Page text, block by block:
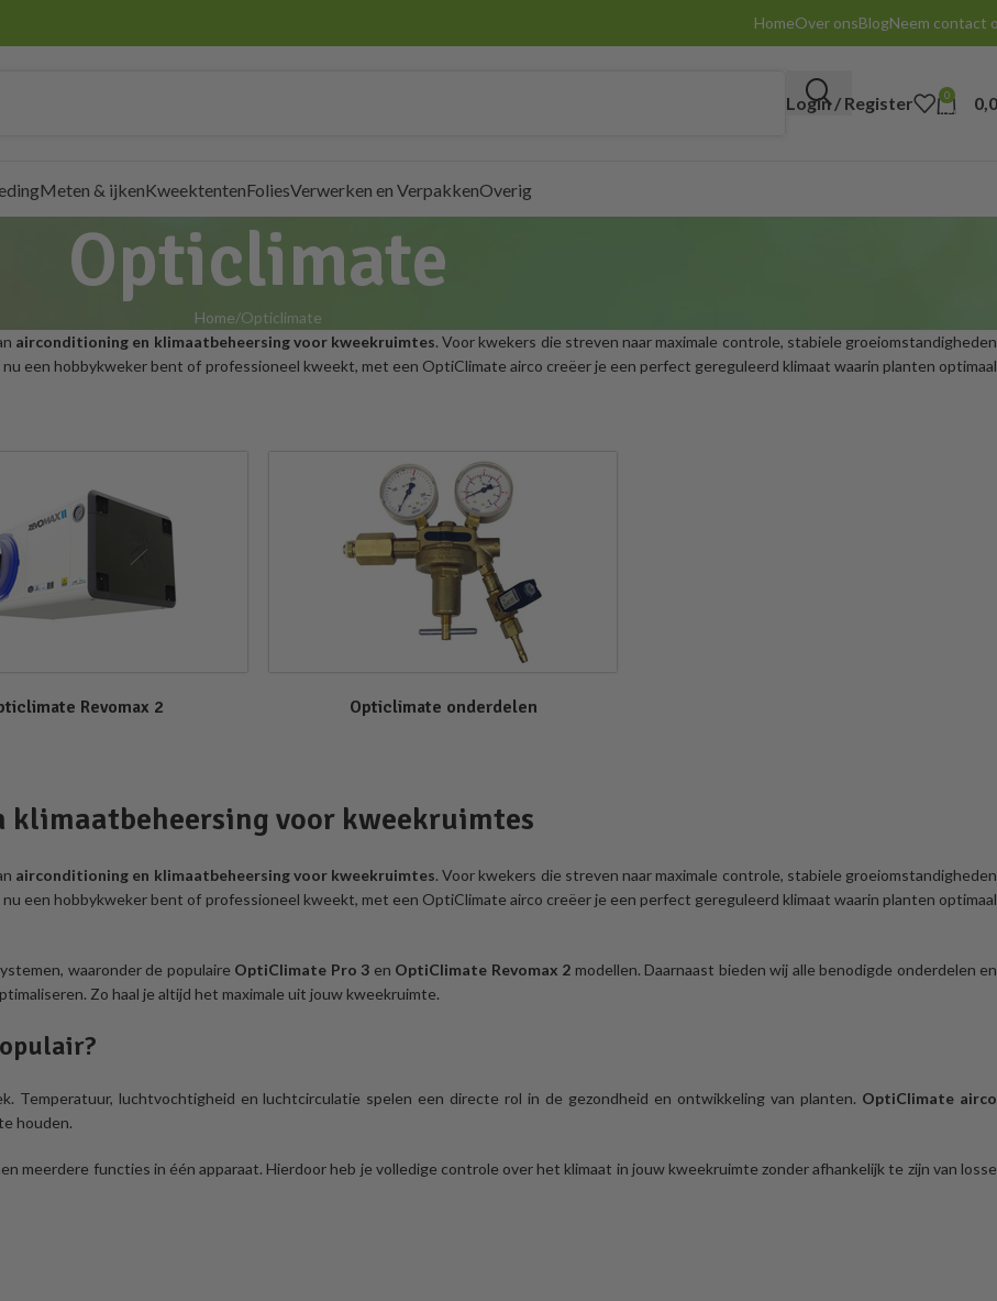
HomeOver onsBlogNeem contact
Login / Register
0
items
Meten & ijkenKweektentenFoliesVerwerken en VerpakkenOverig
Opticlimate
Home Opticlimate
airconditioning en klimaatbeheersing voor kweekruimtes. Voor kwekers die streven naar maximale controle, stabiele groeiomstandigheden
een hobbykweker bent of professioneel kweekt, met een OptiClimate airco creëer je een perfect gereguleerd klimaat waarin planten optimaal
Revomax 2 Opticlimate onderdelen
voor kweekruimtes
airconditioning en klimaatbeheersing voor kweekruimtes. Voor kwekers die streven naar maximale controle, stabiele groeiomstandigheden
een hobbykweker bent of professioneel kweekt, met een OptiClimate airco creëer je een perfect gereguleerd klimaat waarin planten optimaal
waaronder de populaire OptiClimate Pro 3 en OptiClimate Revomax 2 modellen. Daarnaast bieden wij alle benodigde onderdelen en
Zo haal je altijd het maximale uit jouw kweekruimte.
Temperatuur, luchtvochtigheid en luchtcirculatie spelen een directe rol in de gezondheid en ontwikkeling van planten. OptiClimate airco
houden.
meerdere functies in één apparaat. Hierdoor heb je volledige controle over het klimaat in jouw kweekruimte zonder afhankelijk te zijn van losse